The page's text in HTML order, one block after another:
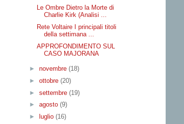
Le Ombre Dietro la Morte di
Charlie Kirk (Analisi ...
Rete Voltaire I principali titoli
della settimana ...
APPROFONDIMENTO SUL
CASO MAJORANA
► novembre (18)
► ottobre (20)
► settembre (19)
► agosto (9)
►
luglio (16)